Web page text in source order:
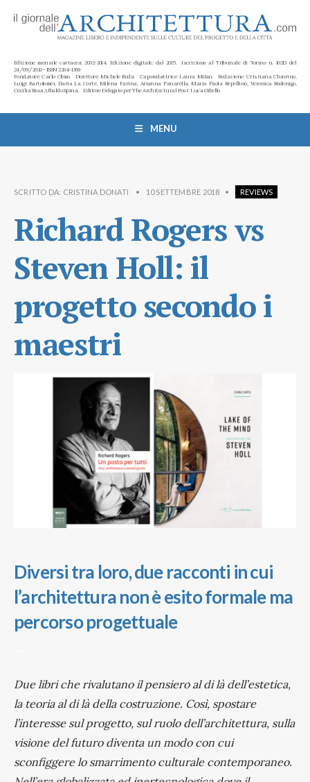
Edizione mensile cartacea: 2002-2014. Edizione digitale: dal 2015. Iscrizione al Tribunale di Torino n. 10213 del
24/09/2020 - ISSN 2284-1369
Fondatore: Carlo Olmo. Direttore: Michele Roda. Caporedattrice: Laura Milan. Redazione: Cristiana Chiorino,
Luigi Bartolomei, Ilaria La Corte, Milena Farina, Arianna Panarella, Maria Paola Repellino, Veronica Rodenigo,
Cecilia Rosa, Ubaldo Spina. Editore Delegato per The Architectural Post: Luca Gibello.
MENU
SCRITTO DA: CRISTINA DONATI • 10 SETTEMBRE 2018 • REVIEWS
Richard Rogers vs
Steven Holl: il
progetto secondo i
maestri
Diversi tra loro, due racconti in cui
l’architettura non è esito formale ma
percorso progettuale
Due libri che rivalutano il pensiero al di là dell’estetica,
la teoria al di là della costruzione. Così, spostare
l’interesse sul progetto, sul ruolo dell’architettura, sulla
visione del futuro diventa un modo con cui
sconfiggere lo smarrimento culturale contemporaneo.